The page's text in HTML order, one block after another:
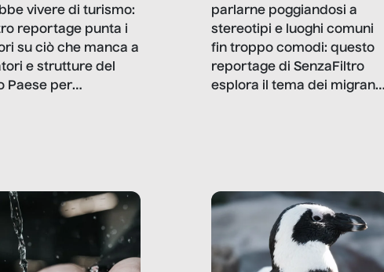
vivere di turismo:
reportage punta i
su ciò che manca a
e strutture del
Paese per
parlarne poggiandosi a
stereotipi e luoghi comuni
fin troppo comodi: questo
reportage di SenzaFiltro
esplora il tema dei migranti
ripensano.